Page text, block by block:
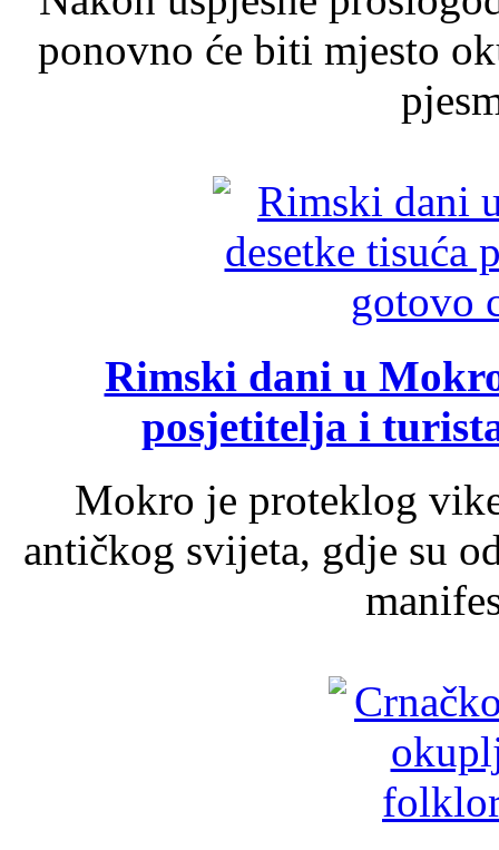
ponovno će biti mjesto
Rimski dani u
posjetitelja i
Mokro je proteklog
antičkog svijeta, gdje su